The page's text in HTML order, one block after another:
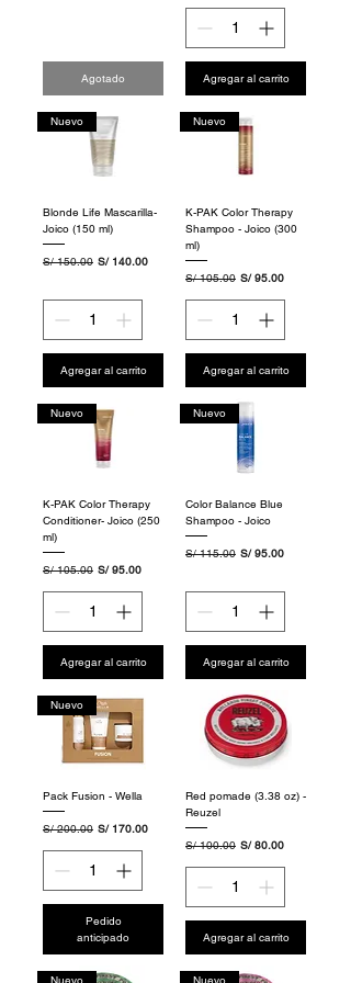
Agotado Agregar al carrito
Nuevo
Blonde Life Mascarilla-
Joico (150 ml)
Precio
S/ 150.00 Precio de oferta
S/ 140.00
Agregar al carrito
Nuevo
K-PAK Color Therapy
Shampoo - Joico (300
ml)
Precio
S/ 105.00 Precio de oferta
S/ 95.00
Agregar al carrito
Nuevo
K-PAK Color Therapy
Conditioner- Joico (250
ml)
Precio
S/ 105.00 Precio de oferta
S/ 95.00
Agregar al carrito
Nuevo
Color Balance Blue
Shampoo - Joico
Precio
S/ 115.00 Precio de oferta
S/ 95.00
Agregar al carrito
Nuevo
Pack Fusion - Wella
Precio
S/ 200.00 Precio de oferta
S/ 170.00
Pedido
anticipado
Red pomade (3.38 oz) -
Reuzel
Precio
S/ 100.00 Precio de oferta
S/ 80.00
Agregar al carrito